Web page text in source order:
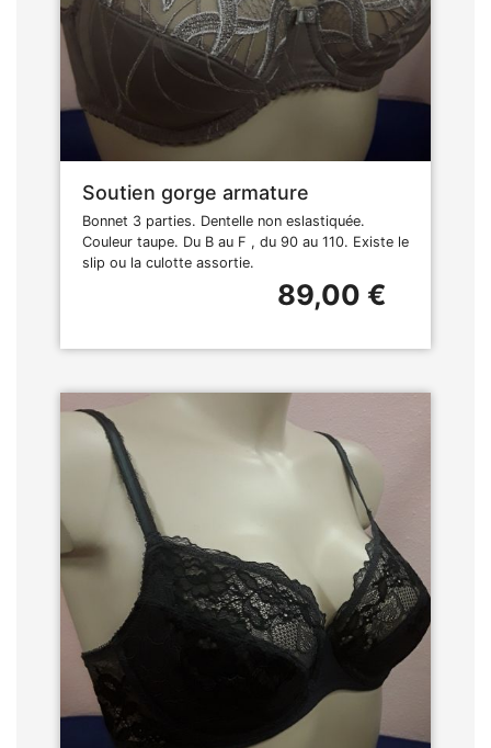
Soutien gorge armature
Bonnet 3 parties. Dentelle non eslastiquée.
Couleur taupe. Du B au F , du 90 au 110. Existe le
slip ou la culotte assortie.
89,00 €